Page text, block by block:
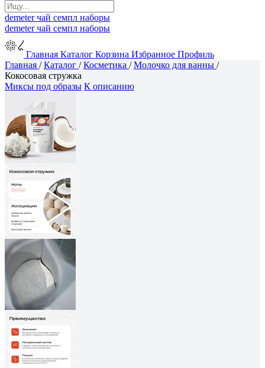
demeterчай семпл наборы
demeterчай семпл наборы
Главная Каталог Корзина Избранное Профиль
Главная /Каталог /Косметика /Молочко для ванны /
Кокосовая стружка
Миксы под образы К описанию